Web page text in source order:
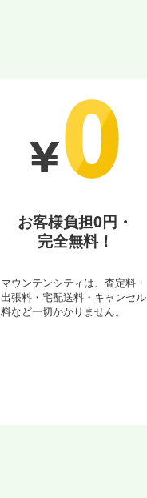
お客様負担0円・
完全無料！
マウンテンシティは、査定料・
出張料・宅配送料・キャンセル
料など一切かかりません。